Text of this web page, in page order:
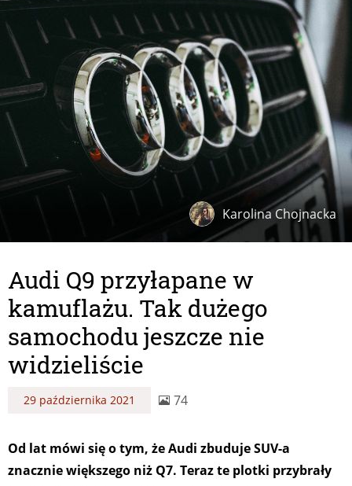
Karolina Chojnacka
Audi Q9 przyłapane w
kamuflażu. Tak dużego
samochodu jeszcze nie
widzieliście
29 października 2021 74
Od lat mówi się o tym, że Audi zbuduje SUV-a
znacznie większego niż Q7. Teraz te plotki przybrały